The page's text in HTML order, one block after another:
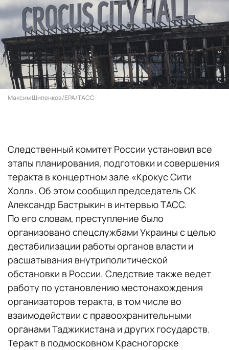
Максим Шипенков/EPA/ТАСС
Следственный комитет России установил все
этапы планирования, подготовки и совершения
теракта в концертном зале «Крокус Сити
Холл». Об этом сообщил председатель СК
Александр Бастрыкин в интервью ТАСС.
По его словам, преступление было
организовано спецслужбами Украины с целью
дестабилизации работы органов власти и
расшатывания внутриполитической
обстановки в России. Следствие также ведет
работу по установлению местонахождения
организаторов теракта, в том числе во
взаимодействии с правоохранительными
органами Таджикистана и других государств.
Теракт в подмосковном Красногорске